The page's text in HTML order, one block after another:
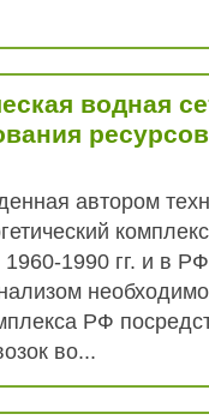
водная
автором
1990 гг. и в
РФ
во...